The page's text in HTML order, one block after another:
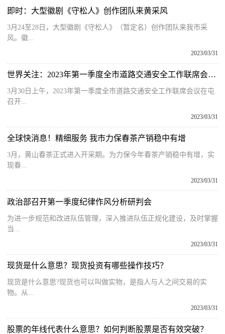
即时：大型徽剧《守松人》创作团队来黄采风
3月24至28日，大型徽剧《守松人》（暂定名）创作团队来我市采
风。徽...
2023/03/31
世界关注：2023年第一季度全市道路交通安全工作联席会议在屯召开
3月30日上午，2023年第一季度全市道路交通安全工作联席会议在屯
召开...
2023/03/31
全球快消息！精细服务 我市力保春茶产销稳中有增
3月，黄山春茶正式进入开采期。为力保今年春茶产销稳中有增，实
现春...
2023/03/31
政治部召开第一季度纪律作风分析研判会
为进一步规范和改进队伍管理，深入推进队伍正规化建设，及时掌握
当...
2023/03/31
现货是什么意思？现货投资有哪些操作技巧？
现货是什么意思?现货也可以叫做实物，是指人与人之间交易的实
物。从...
2023/03/31
股票的年线代表什么意思？如何判断股票是否有效突破？